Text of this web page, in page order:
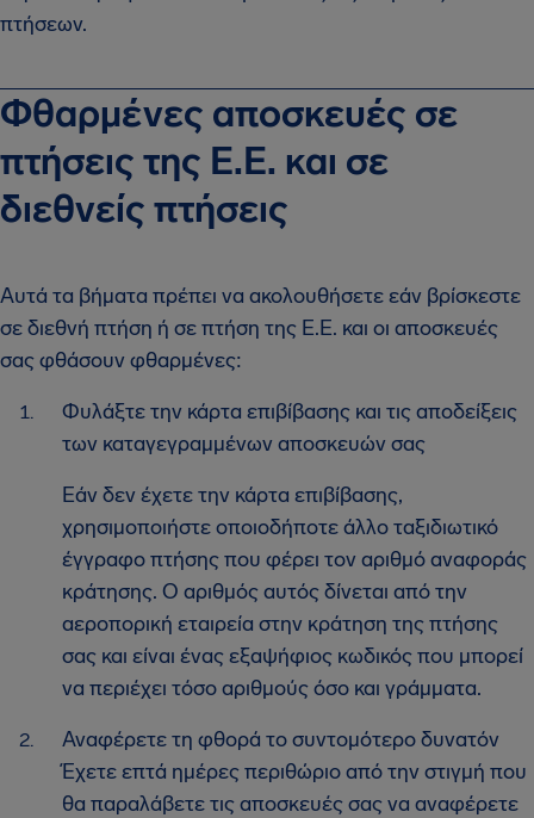
πτήσεων.
Φθαρμένες αποσκευές σε
πτήσεις της Ε.Ε. και σε
διεθνείς πτήσεις
Αυτά τα βήματα πρέπει να ακολουθήσετε εάν βρίσκεστε
σε διεθνή πτήση ή σε πτήση της Ε.Ε. και οι αποσκευές
σας φθάσουν φθαρμένες:
Φυλάξτε την κάρτα επιβίβασης και τις αποδείξεις
των καταγεγραμμένων αποσκευών σας
Εάν δεν έχετε την κάρτα επιβίβασης,
χρησιμοποιήστε οποιοδήποτε άλλο ταξιδιωτικό
έγγραφο πτήσης που φέρει τον αριθμό αναφοράς
κράτησης. Ο αριθμός αυτός δίνεται από την
αεροπορική εταιρεία στην κράτηση της πτήσης
σας και είναι ένας εξαψήφιος κωδικός που μπορεί
να περιέχει τόσο αριθμούς όσο και γράμματα.
Αναφέρετε τη φθορά το συντομότερο δυνατόν
Έχετε επτά ημέρες περιθώριο από την στιγμή που
θα παραλάβετε τις αποσκευές σας να αναφέρετε